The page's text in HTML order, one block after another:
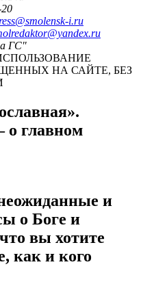
i.ru
ГС"
НА САЙТЕ, БЕЗ
главном
и
о Боге и
вы хотите
как и кого